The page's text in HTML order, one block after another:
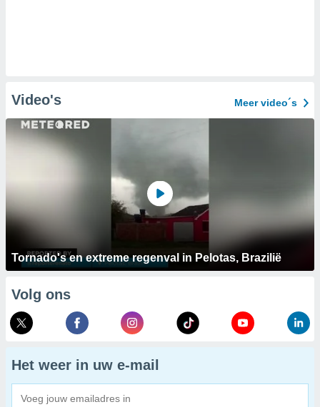
Video's Meer video´s
Tornado's en extreme regenval in Pelotas, Brazilië
Volg ons
Het weer in uw e-mail